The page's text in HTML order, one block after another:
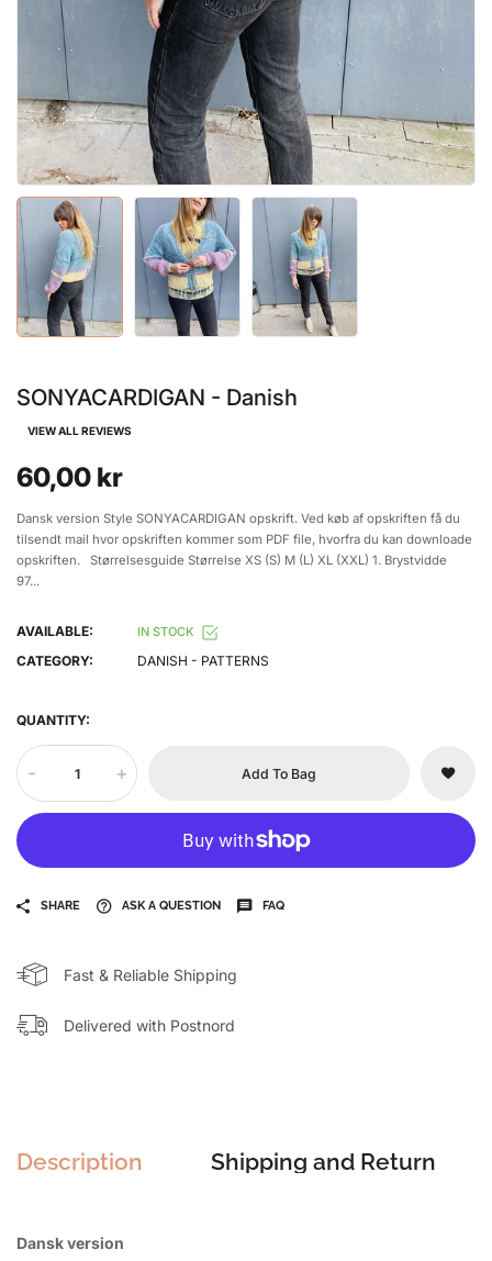
SONYACARDIGAN - Danish
VIEW ALL REVIEWS
60,00 kr
Dansk version Style SONYACARDIGAN opskrift. Ved køb af opskriften få du
tilsendt mail hvor opskriften kommer som PDF file, hvorfra du kan downloade
opskriften. Størrelsesguide Størrelse XS (S) M (L) XL (XXL) 1. Brystvidde
97...
AVAILABLE: IN STOCK
CATEGORY: DANISH - PATTERNS
QUANTITY:
- + Add To Bag
SHARE ASK A QUESTION FAQ
Fast & Reliable Shipping
Delivered with Postnord
Description Shipping and Return
Dansk version